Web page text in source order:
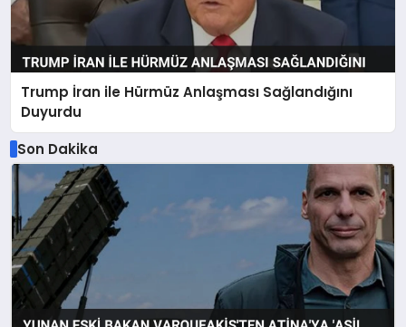
Trump İran ile Hürmüz Anlaşması Sağlandığını
Duyurdu
Son Dakika